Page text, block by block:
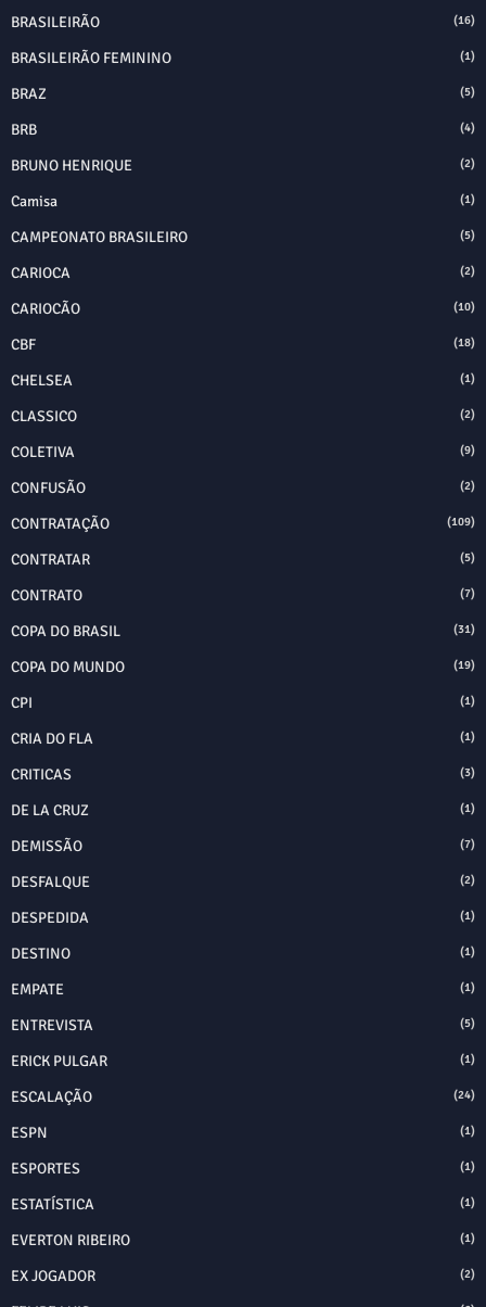
BRASILEIRÃO (16)
BRASILEIRÃO FEMININO (1)
BRAZ (5)
BRB (4)
BRUNO HENRIQUE (2)
Camisa (1)
CAMPEONATO BRASILEIRO (5)
CARIOCA (2)
CARIOCÃO (10)
CBF (18)
CHELSEA (1)
CLASSICO (2)
COLETIVA (9)
CONFUSÃO (2)
CONTRATAÇÃO (109)
CONTRATAR (5)
CONTRATO (7)
COPA DO BRASIL (31)
COPA DO MUNDO (19)
CPI (1)
CRIA DO FLA (1)
CRITICAS (3)
DE LA CRUZ (1)
DEMISSÃO (7)
DESFALQUE (2)
DESPEDIDA (1)
DESTINO (1)
EMPATE (1)
ENTREVISTA (5)
ERICK PULGAR (1)
ESCALAÇÃO (24)
ESPN (1)
ESPORTES (1)
ESTATÍSTICA (1)
EVERTON RIBEIRO (1)
EX JOGADOR (2)